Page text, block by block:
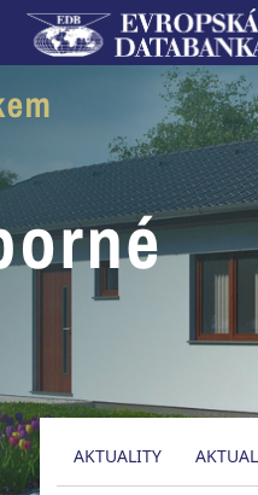
AKTUALITY